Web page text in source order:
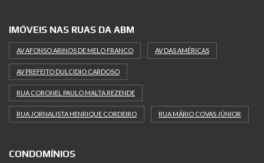
IMÓVEIS NAS RUAS DA ABM
AV AFONSO ARINOS DE MELO FRANCO AV DAS AMÉRICAS
AV PREFEITO DULCIDIO CARDOSO
RUA CORONEL PAULO MALTA REZENDE
RUA JORNALISTA HENRIQUE CORDEIRO RUA MÁRIO COVAS JÚNIOR
CONDOMÍNIOS